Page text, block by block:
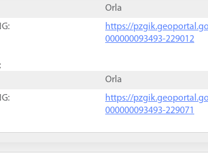
Orla
https://
000000093493-229012
Orla
https://
000000093493-229071